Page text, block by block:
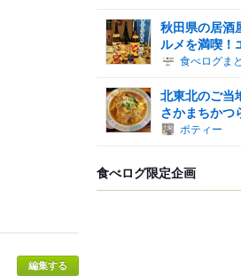
秋田県の居酒
ルメを満喫！
食べログま
北東北のご当
さかまちかつ
ポティー
食べログ限定企画